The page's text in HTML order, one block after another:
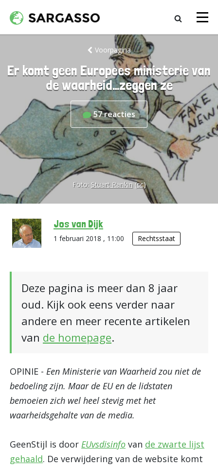
Voorpagina
Er komt geen Europees ministerie van
de waarheid…zeggen ze
57reacties
Foto: Stuart Rankin (cc)
Jos van Dijk
1 februari 2018 , 11:00 Rechtsstaat
Deze pagina is meer dan 8 jaar
oud. Kijk ook eens verder naar
andere en meer recente artikelen
van de homepage.
OPINIE - Een Ministerie van Waarheid zou niet de
bedoeling zijn. Maar de EU en de lidstaten
bemoeien zich wel heel stevig met het
waarheidsgehalte van de media.
GeenStijl is door EUvsdisinfo van de zwarte lijst
gehaald. De verwijdering van de website komt